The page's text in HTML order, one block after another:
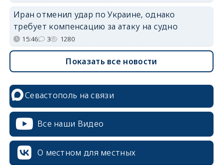
Иран отменил удар по Украине, однако
требует компенсацию за атаку на судно
15:46 3 1280
Показать все новости
Севастополь на связи
Все наши Видео
О местном для местных